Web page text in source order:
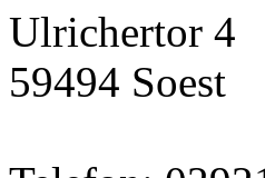
Ulrichertor 4
59494 Soest